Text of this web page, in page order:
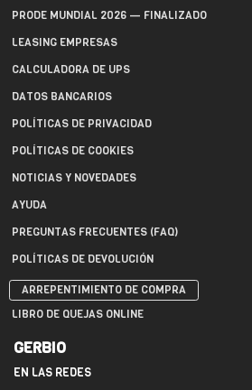
PRODE MUNDIAL 2026 — FINALIZADO
LEASING EMPRESAS
CALCULADORA DE UPS
DATOS BANCARIOS
POLÍTICAS DE PRIVACIDAD
POLÍTICAS DE COOKIES
NOTICIAS Y NOVEDADES
AYUDA
PREGUNTAS FRECUENTES (FAQ)
POLÍTICAS DE DEVOLUCIÓN
ARREPENTIMIENTO DE COMPRA
LIBRO DE QUEJAS ONLINE
GERBIO
EN LAS REDES